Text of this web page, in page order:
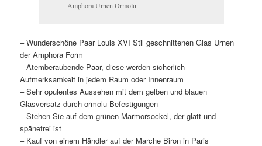
Amphora Urnen Ormolu
– Wunderschöne Paar Louis XVI Stil geschnittenen Glas Urnen
der Amphora Form
– Atemberaubende Paar, diese werden sicherlich
Aufmerksamkeit in jedem Raum oder Innenraum
– Sehr opulentes Aussehen mit dem gelben und blauen
Glasversatz durch ormolu Befestigungen
– Stehen Sie auf dem grünen Marmorsockel, der glatt und
spänefrei ist
– Kauf von einem Händler auf der Marche Biron in Paris